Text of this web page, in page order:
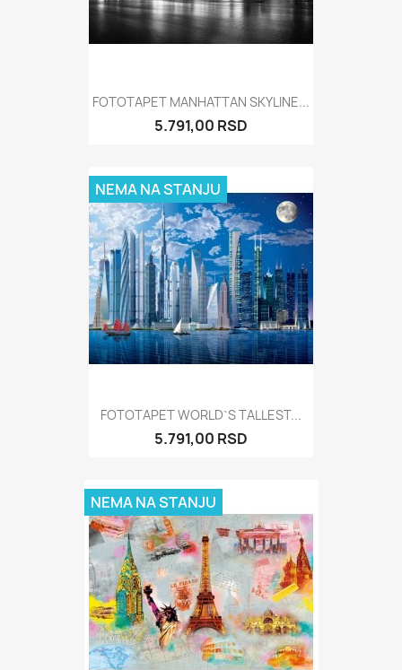
FOTOTAPET MANHATTAN SKYLINE...
5.791,00 RSD
FOTOTAPET WORLD`S TALLEST...
5.791,00 RSD
NEMA NA STANJU
NEMA NA STANJU